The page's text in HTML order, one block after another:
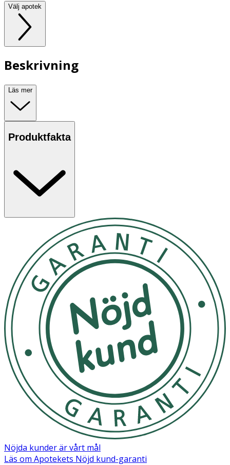
Välj apotek
Beskrivning
Läs mer
Produktfakta
Nöjda kunder är vårt mål
Läs om Apotekets Nöjd kund-garanti